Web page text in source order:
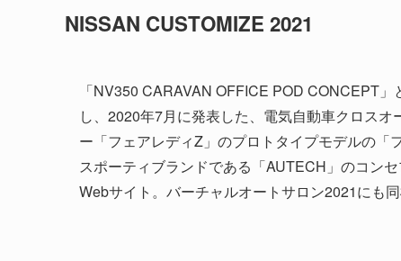
NISSAN CUSTOMIZE 2021
「NV350 CARAVAN OFFICE POD CONCEPT
し、2020年7月に発表した、電気自動車クロス
ー「フェアレディZ」のプロトタイプモデルの「
スポーティブランドである「AUTECH」のコン
Webサイト。バーチャルオートサロン2021にも同